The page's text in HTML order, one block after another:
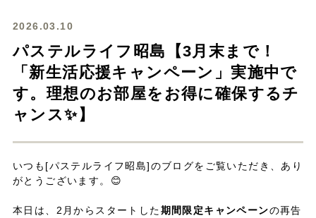
2026.03.10
パステルライフ昭島【3月末まで！
「新生活応援キャンペーン」実施中で
す。理想のお部屋をお得に確保するチ
ャンス✨】
いつも[パステルライフ昭島]のブログをご覧いただき、あり
がとうございます。😊
本日は、2月からスタートした期間限定キャンペーンの再告